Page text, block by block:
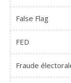
False Flag
FED
Fraude